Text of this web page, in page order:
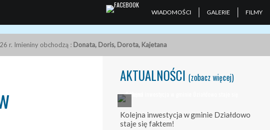
WIADOMOŚCI GALERIE FILMY
r. Imieniny obchodzą : Donata, Doris, Dorota, Kajetana
AKTUALNOŚCI (zobacz więcej)
Kolejna inwestycja w gminie Działdowo
staje się faktem!